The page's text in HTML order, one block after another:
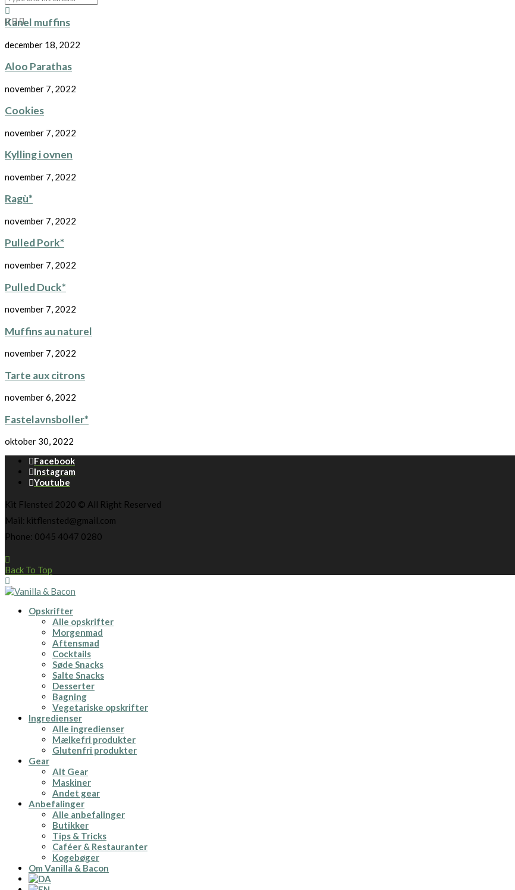
Kanel muffins
december 18, 2022
Aloo Parathas
november 7, 2022
Cookies
november 7, 2022
Kylling i ovnen
november 7, 2022
Ragù*
november 7, 2022
Pulled Pork*
november 7, 2022
Pulled Duck*
november 7, 2022
Muffins au naturel
november 7, 2022
Tarte aux citrons
november 6, 2022
Fastelavnsboller*
oktober 30, 2022
Facebook
Instagram
Youtube
Kit Flensted 2020 © All Right Reserved
Mail: kitflensted@gmail.com
Phone: 0045 4047 0280
Back To Top
Opskrifter
Alle opskrifter
Morgenmad
Aftensmad
Cocktails
Søde Snacks
Salte Snacks
Desserter
Bagning
Vegetariske opskrifter
Ingredienser
Alle ingredienser
Mælkefri produkter
Glutenfri produkter
Gear
Alt Gear
Maskiner
Andet gear
Anbefalinger
Alle anbefalinger
Butikker
Tips & Tricks
Caféer & Restauranter
Kogebøger
Om Vanilla & Bacon